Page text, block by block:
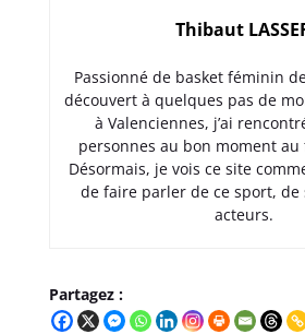
Thibaut
Passionné de basket féminin
découvert à quelques pas de
à Valenciennes, j’ai
personnes au bon moment au
Désormais, je vois ce site
de faire parler de ce sport, de
acteurs.
Partagez :